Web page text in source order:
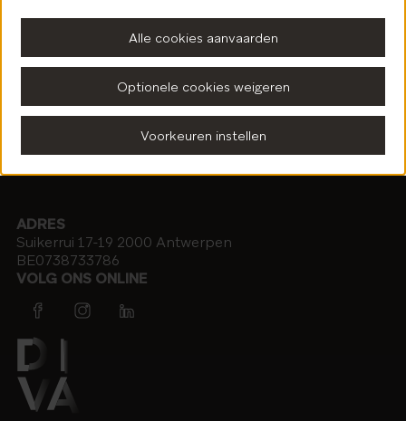
Praktisch
ADRES
Suikerrui 17-19 2000 Antwerpen
BE0738733786
VOLG ONS ONLINE
Alle cookies aanvaarden
Optionele cookies weigeren
Voorkeuren instellen